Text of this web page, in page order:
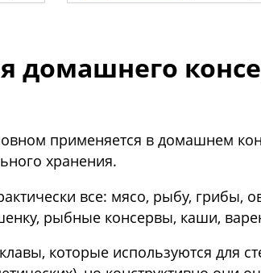
домашнего
применяется в домашнем
хранения.
все: мясо, рыбу,
рыбные консервы, каши,
которые используются для